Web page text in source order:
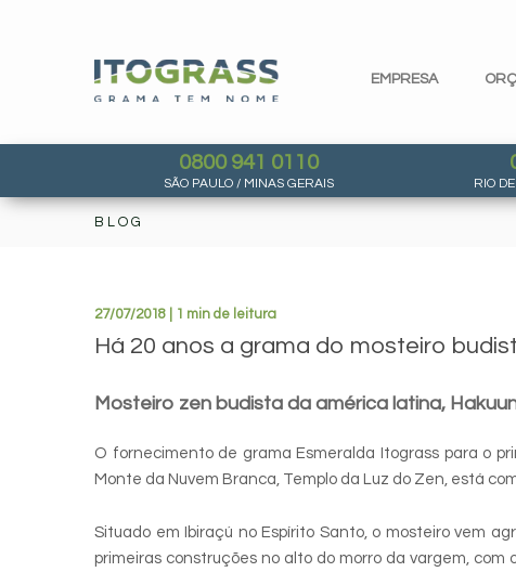
EMPRESA
0800 941 0110
SÃO PAULO / MINAS GERAIS RIO
BLOG
27/07/2018 | 1 min de leitura
Há 20 anos a grama do mosteiro
Mosteiro zen budista da américa latina,
O fornecimento de grama Esmeralda Itograss para o
Monte da Nuvem Branca, Templo da Luz do Zen, está
Situado em Ibiraçú no Espírito Santo, o mosteiro vem
primeiras construções no alto do morro da vargem,